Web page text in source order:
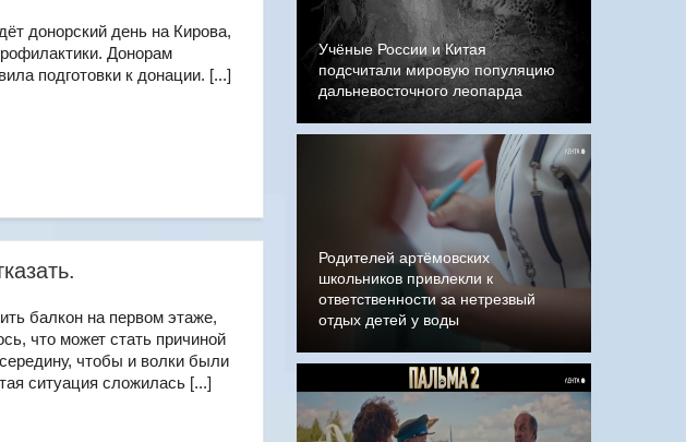
донорский день на Кирова,
Донорам
подготовки к донации. [...]
балкон на первом этаже,
что может стать причиной
чтобы и волки были
ситуация сложилась [...]
Учёные России и Китая
подсчитали мировую популяцию
дальневосточного леопарда
Родителей артёмовских
школьников привлекли к
ответственности за нетрезвый
отдых детей у воды